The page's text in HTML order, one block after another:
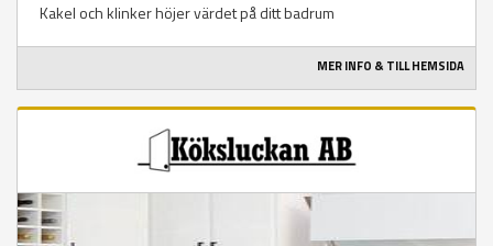
Kakel och klinker höjer värdet på ditt badrum
MER INFO & TILL HEMSIDA